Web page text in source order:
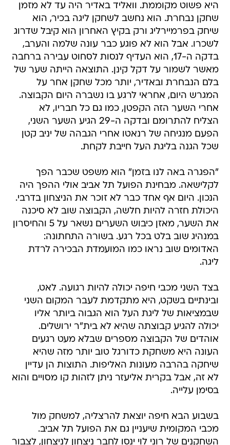
היא פשוט מקוממת. וואליד באדיר היה עד לא מזמן
שחקן נבחרת. הוא נחשב לשחקן ליגה בכיר, הוא
שיחק בפרמיירליג ורק בקיץ האחרון הוא קיבל שדרוג
לשכרו. אבל הוא לא פוגע כבר עונה שלמה והערב,
בדקה ה-17, הוא העדיף לנסות לסחוט עבירה ברחבה
מאשר לשמור על דקל קינן. התוצאה הייתה שער של
בלם הנבחרת ובאדיר, יותר מכל שחקן אחר על
המגרש היום, אחראי לרגע בו נשברה היום הקבוצה.
אחרי השער הזה הקפטן, כמו גם כל חבריו, לא
הצליח להתרומם ובדקה ה-29 הגיע השער השני,
הפעם מנגיחה של רנאטו אחרי הגבהה של יניב קטן
שכל הגנה בליגת העל חייבת לקחת.
"הפגרה באה לנו בזמן" הוא משפט שכבר הפך
לקלישאה. מבחינת הפועל תל אביב אולי ההפך היה
הנכון. היום אף אחד כבר לא זוכר את הניצחון בדרבי.
היכולת חזרה להיות חלשה, הקבוצה שוב לא סיכנה
את השער, מאזן כיבוש השערים נשאר על 5 והחיסרון
במנהיג שוב בלט בכל רגע. בשורה התחתונה:
האדומים שוב נראו כמו המועמדת הבכירה לרדת
ליגה.
בצד השני מכבי חיפה יכולה להיות רגועה. לאט,
ובינתיים בשקט, היא מתקדמת לעבר המקום השני
שבמציאות של ליגת העל הוא הגבוה ביותר אליו
יכולה להגיע קבוצתה שהיא לא בית"ר ירושלים.
אוהדים של הקבוצה מספרים שבלא מעט רגעים
העונה היא משחקת כדורגל טוב יותר מזה שהיא
שיחקה בהרבה מעונות האליפות. התוצות הן עדיין
לא זה, אבל בקרית אליעזר ניתן לזהות קו מסויים והוא
בסימן עלייה.
בשבוע הבא חיפה יוצאת להרצליה, למשחק מול
מכבי המקומית שיעניין גם את הפועל תל אביב.
השחקנים של רוני לוי ינסו לחבר ניצחון לניצחון, לצבור